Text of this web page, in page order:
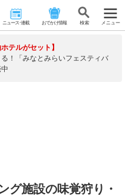
ニュース･連載 おでかけ情報 検 索 メニュー
テルがセット】
！「みなとみらいフェスティバ
グ施設の味覚狩り・